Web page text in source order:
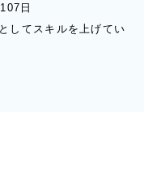
日
してスキルを上げてい